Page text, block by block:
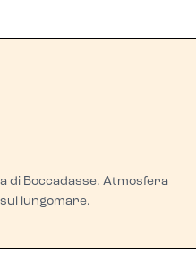
di Boccadasse. Atmosfera
lungomare.